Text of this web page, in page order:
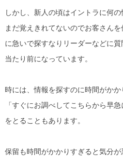
しかし、新人の頃はイントラに何
まだ覚えきれてないのでお客さん
に急いで探すなりリーダーなどに
当たり前になっています。
時には、情報を探すのに時間がか
「すぐにお調べしてこちらから早
をとることもあります。
保留も時間がかかりすぎると気分が